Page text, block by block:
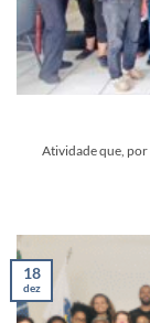
Atividade que, por
18
dez